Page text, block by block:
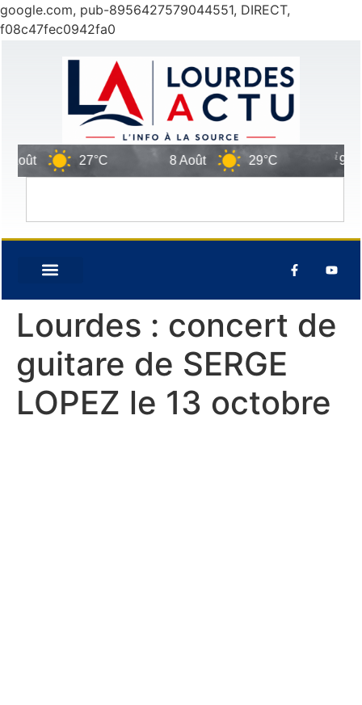
google.com, pub-8956427579044551, DIRECT,
f08c47fec0942fa0
27°C 8 Août 29°C 9 Août
Lourdes : concert de
guitare de SERGE
LOPEZ le 13 octobre